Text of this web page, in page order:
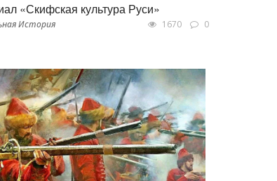
«Скифская культура Руси»
История 1670 0